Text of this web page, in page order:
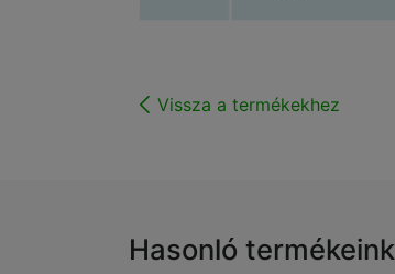
Vissza a termékekhez
Hasonló termékeink